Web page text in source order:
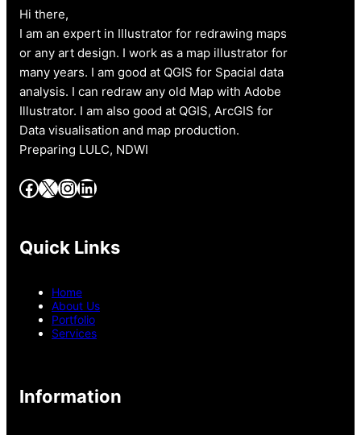
Hi there,
I am an expert in Illustrator for redrawing maps
or any art design. I work as a map illustrator for
many years. I am good at QGIS for Spacial data
analysis. I can redraw any old Map with Adobe
Illustrator. I am also good at QGIS, ArcGIS for
Data visualisation and map production.
Preparing LULC, NDWI
Facebook X InstagramLinkedIn
Quick Links
Home
About Us
Portfolio
Services
Information